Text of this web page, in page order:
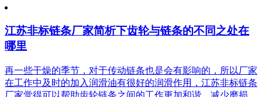
江苏非标链条厂家简析下齿轮与链条的不同之处在
哪里
再一些干燥的季节，对于传动链条也是会有影响的，所以厂家
在工作中及时的加入润滑油有很好的润滑作用，江苏非标链条